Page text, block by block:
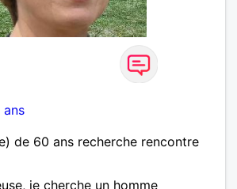
ans
de 60 ans recherche rencontre
je cherche un homme